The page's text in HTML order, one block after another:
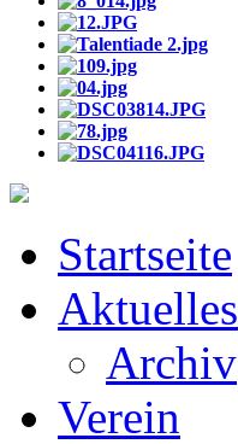
Startseite
Aktuelles
Archiv
Verein